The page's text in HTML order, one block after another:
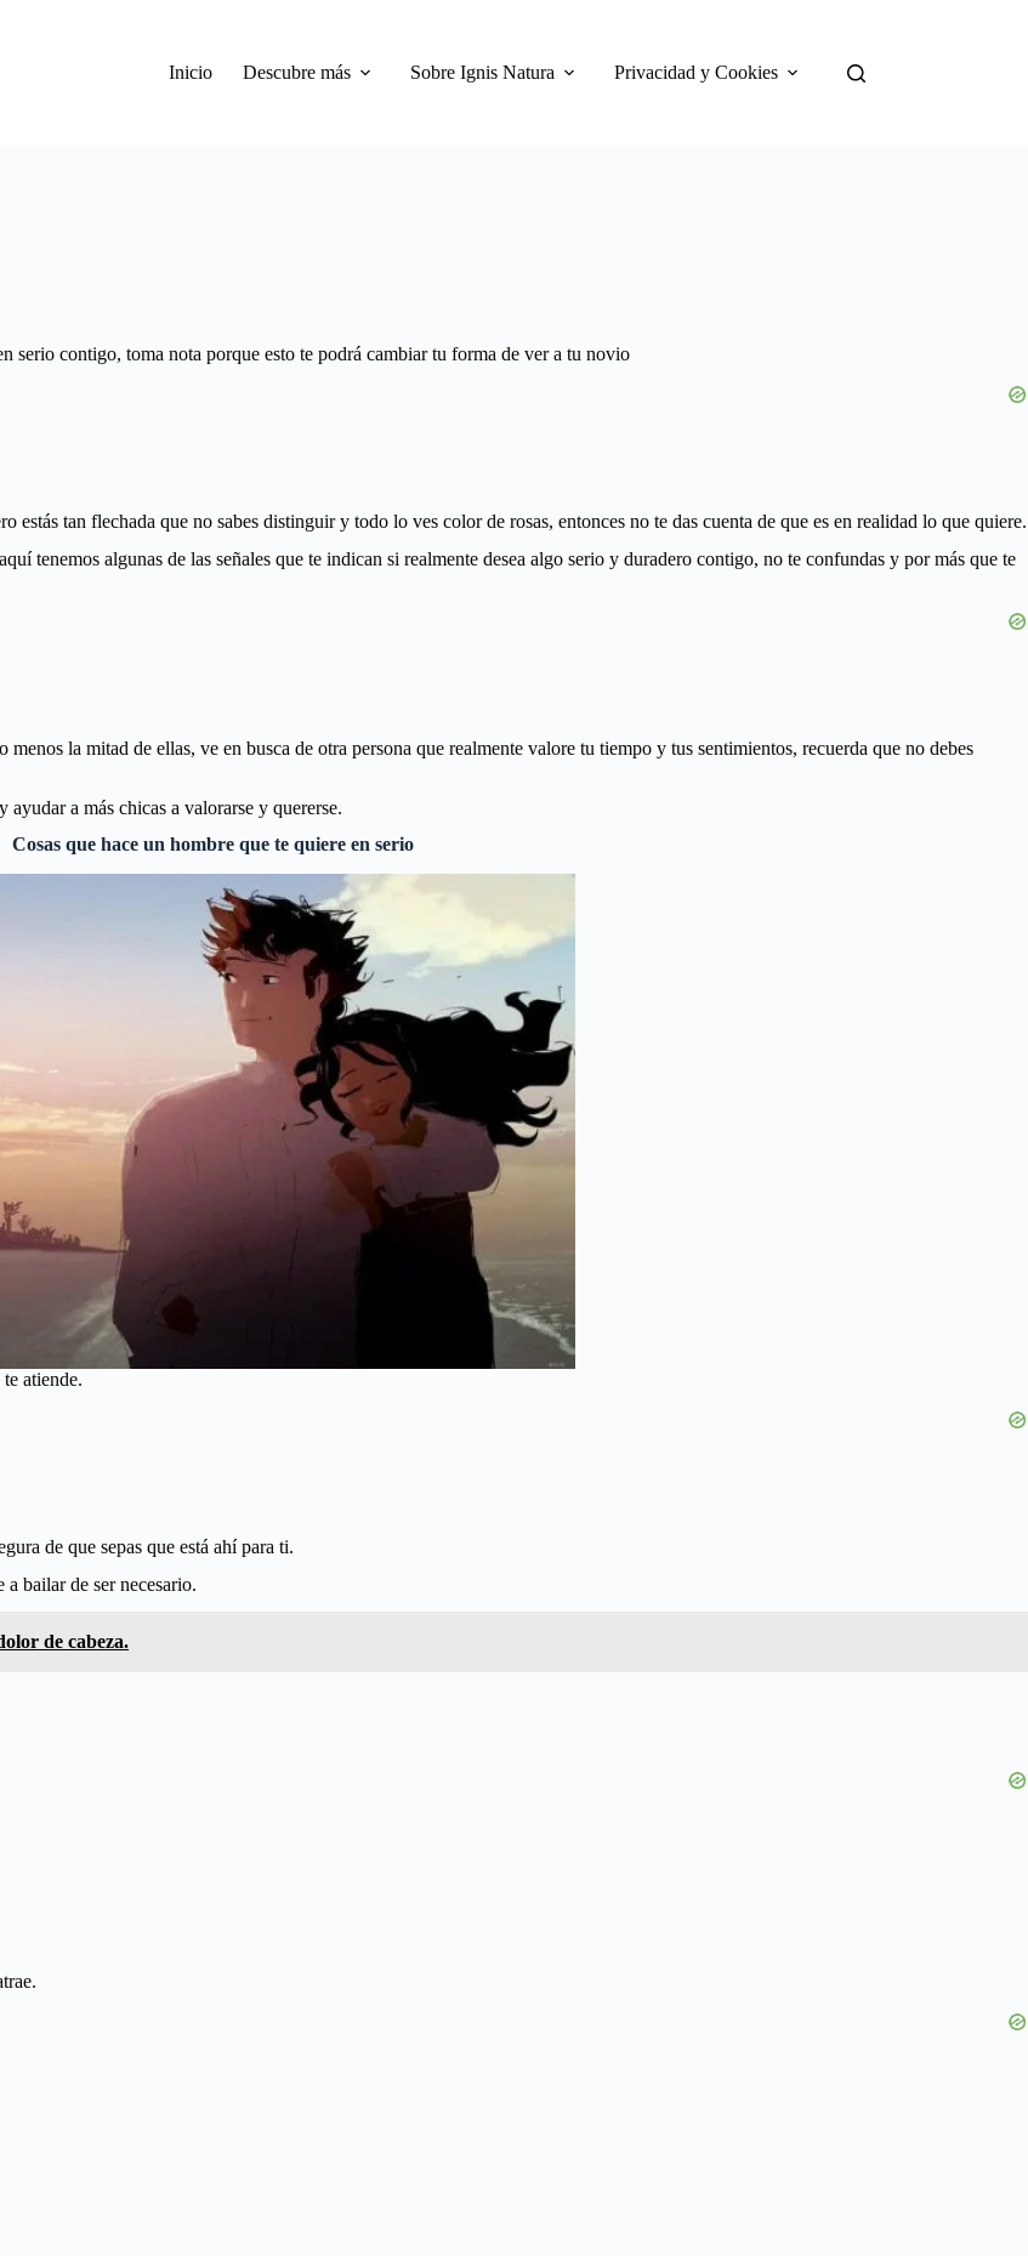
Inicio
Descubre más Sobre Ignis Natura Privacidad y Cookies
serio contigo, toma nota porque esto te podrá cambiar tu forma de ver a tu novio
estás tan flechada que no sabes distinguir y todo lo ves color de rosas, entonces no te das cuenta de que es en realidad lo que quiere.
tenemos algunas de las señales que te indican si realmente desea algo serio y duradero contigo, no te confundas y por más que te
la mitad de ellas, ve en busca de otra persona que realmente valore tu tiempo y tus sentimientos, recuerda que no debes
a más chicas a valorarse y quererse.
Cosas que hace un hombre que te quiere en serio
atiende.
de que sepas que está ahí para ti.
a bailar de ser necesario.
de cabeza.